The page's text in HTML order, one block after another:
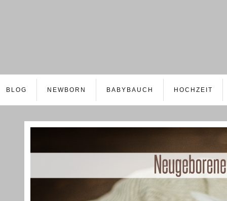
BLOG NEWBORN BABYBAUCH HOCHZEIT